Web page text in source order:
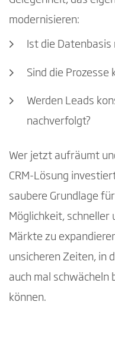
modernisieren:
Ist die Datenbasis
Sind die
Werden Leads
nachverfolgt?
Wer jetzt aufräumt
CRM-Lösung
saubere Grundlage
Möglichkeit,
Märkte zu
unsicheren Zeiten, in
auch mal
können.